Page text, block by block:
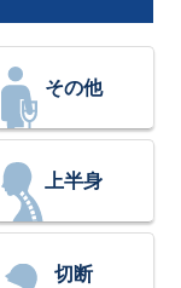
その他
上半身
切断